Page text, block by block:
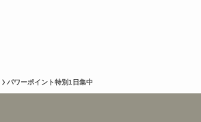
パワーポイント特別1日集中